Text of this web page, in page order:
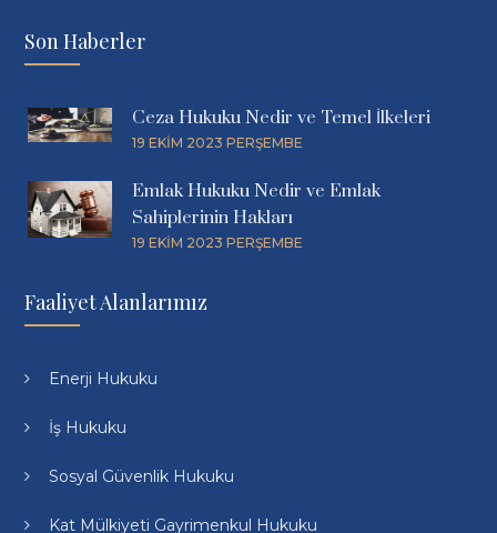
Son Haberler
Ceza Hukuku Nedir ve Temel İlkeleri
19 EKIM 2023 PERŞEMBE
Emlak Hukuku Nedir ve Emlak
Sahiplerinin Hakları
19 EKIM 2023 PERŞEMBE
Faaliyet Alanlarımız
Enerji Hukuku
İş Hukuku
Sosyal Güvenlik Hukuku
Kat Mülkiyeti Gayrimenkul Hukuku